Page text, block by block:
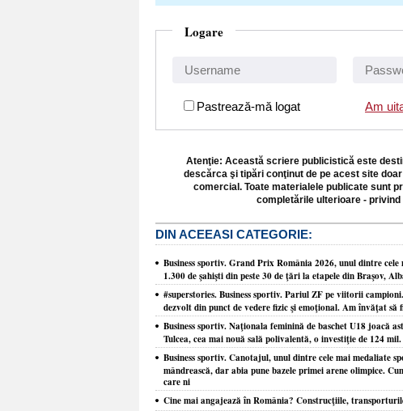
Logare
Pastrează-mă logat Am
Atenţie: Această scriere publicistică este
descărca şi tipări conţinut de pe acest site
comercial. Toate materialele publicate sunt
completările ulterioare -
DIN ACEEASI CATEGORIE:
Business sportiv. Grand Prix România 2026, unul dintre
1.300 de şahişti din peste 30 de ţări la etapele din Braşov,
#superstories. Business sportiv. Pariul ZF pe viitorii
dezvolt din punct de vedere fizic şi emoţional. Am învăţat să
Business sportiv. Naţionala feminină de baschet U18 joacă
Tulcea, cea mai nouă sală polivalentă, o investiţie de 124
Business sportiv. Canotajul, unul dintre cele mai medaliate
mândrească, dar abia pune bazele primei arene olimpice.
care ni
Cine mai angajează în România? Construcţiile,